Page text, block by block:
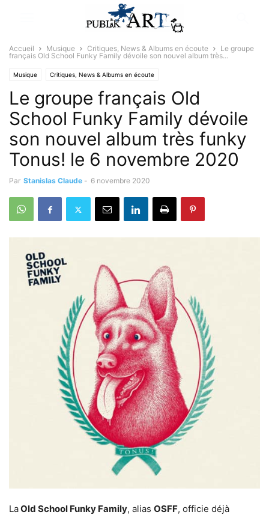
Accueil Musique Critiques, News & Albums en écoute
Le groupe
français Old School Funky Family dévoile son nouvel album très...
Musique Critiques, News & Albums en écoute
Le groupe français Old
School Funky Family dévoile
son nouvel album très funky
Tonus! le 6 novembre 2020
Par Stanislas Claude - 6 novembre 2020
LaOld School Funky Family, alias OSFF, officie déjà